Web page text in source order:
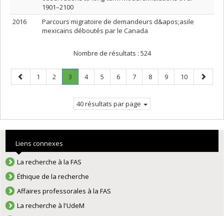
1901–2100
2016
Parcours migratoire de demandeurs d&apos;asile
mexicains déboutés par le Canada
Nombre de résultats : 524
Page
précédente
Page
1 Page
2 Page
3
Page
Page
4 Page
5 Page
6 Page
7 Page
8 Page
9 Page
10
Page
40 résultats par page
Liens connexes
La recherche à la FAS
Éthique de la recherche
Affaires professorales à la FAS
La recherche à l'UdeM